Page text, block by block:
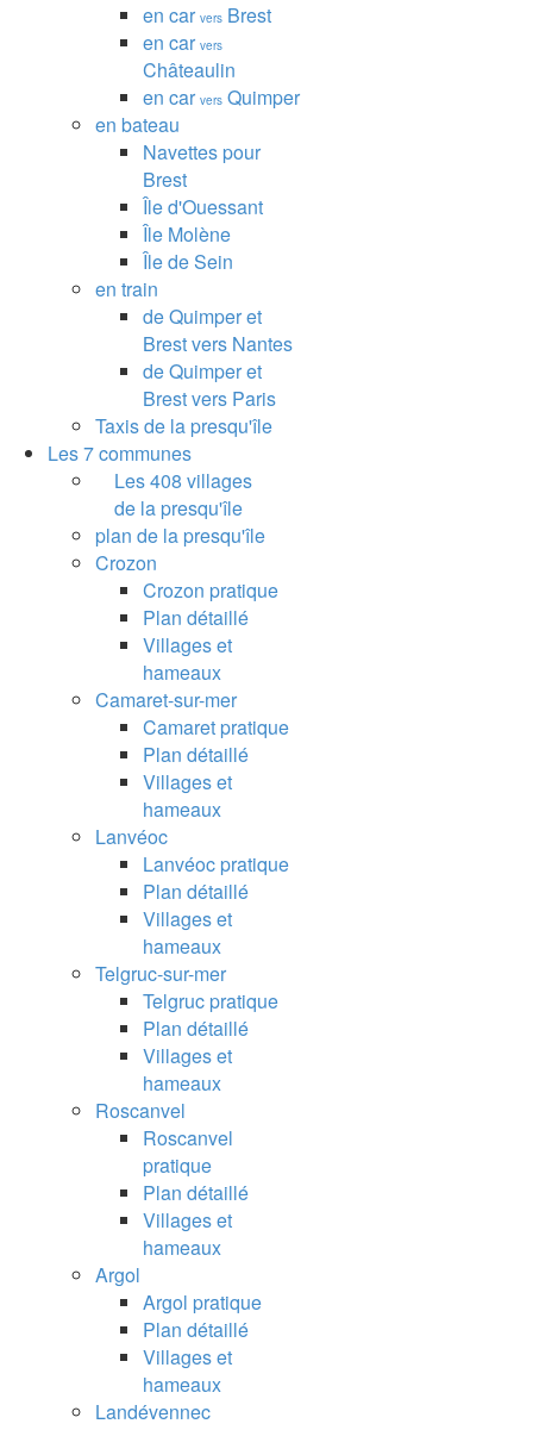
en car vers Brest
en car vers
Châteaulin
en car vers Quimper
en bateau
Navettes pour
Brest
Île d'Ouessant
Île Molène
Île de Sein
en train
de Quimper et
Brest vers Nantes
de Quimper et
Brest vers Paris
Taxis de la presqu'île
Les 7 communes
Les 408 villages
de la presqu'île
plan de la presqu'île
Crozon
Crozon pratique
Plan détaillé
Villages et
hameaux
Camaret-sur-mer
Camaret pratique
Plan détaillé
Villages et
hameaux
Lanvéoc
Lanvéoc pratique
Plan détaillé
Villages et
hameaux
Telgruc-sur-mer
Telgruc pratique
Plan détaillé
Villages et
hameaux
Roscanvel
Roscanvel
pratique
Plan détaillé
Villages et
hameaux
Argol
Argol pratique
Plan détaillé
Villages et
hameaux
Landévennec